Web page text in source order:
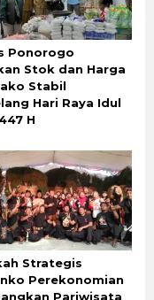
Ponorogo
Stok dan Harga
Stabil
Hari Raya Idul
H
Strategis
Perekonomian
Pariwisata